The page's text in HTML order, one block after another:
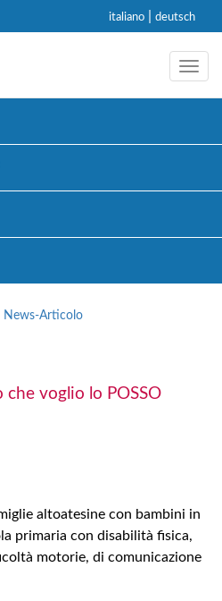
italiano deutsch
News-Articolo
che voglio lo POSSO
altoatesine con bambini in
primaria con disabilità fisica,
motorie, di comunicazione